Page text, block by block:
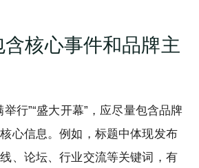
核心事件和品牌主
行”“盛大开幕”，应尽量包含品牌
心信息。例如，标题中体现发布
、论坛、行业交流等关键词，有